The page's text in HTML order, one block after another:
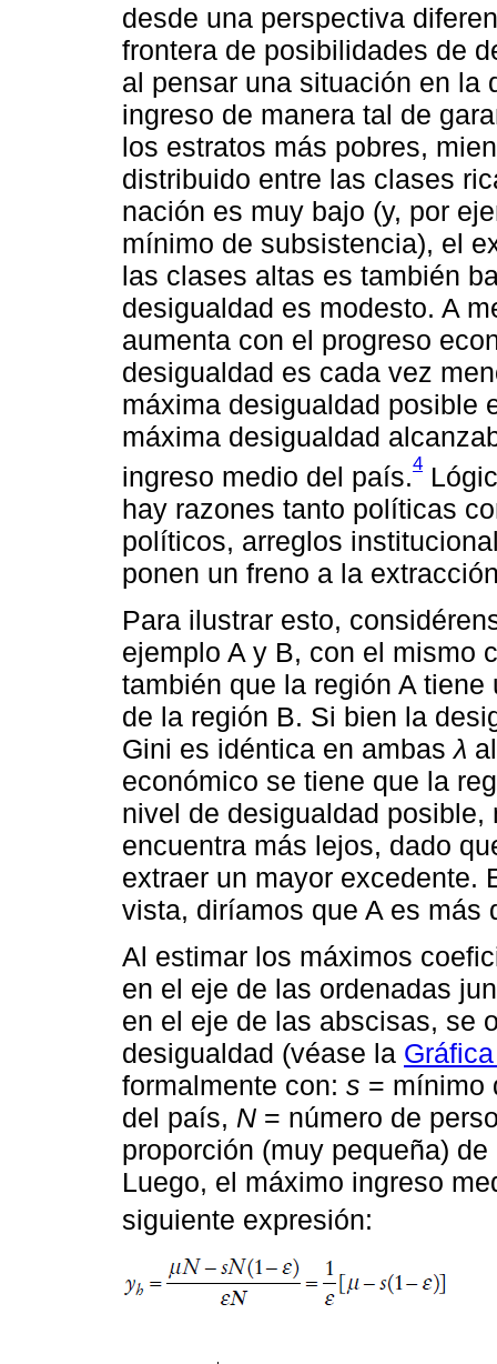
desde una perspectiva
frontera de posibilidades de
al pensar una situación en la
ingreso de manera tal de
los estratos más pobres,
distribuido entre las clases
nación es muy bajo (y, por
mínimo de subsistencia), el
las clases altas es también
desigualdad es modesto. A
aumenta con el progreso
desigualdad es cada vez
máxima desigualdad posible
máxima desigualdad
ingreso medio del país.4
hay razones tanto políticas
políticos, arreglos
ponen un freno a la
Para ilustrar esto,
ejemplo A y B, con el mismo
también que la región A
de la región B. Si bien la
Gini es idéntica en ambasλ
económico se tiene que la
nivel de desigualdad
encuentra más lejos, dado
extraer un mayor excedente.
vista, diríamos que A es más
Al estimar los máximos
en el eje de las ordenadas
en el eje de las abscisas, se
desigualdad (véase la
formalmente con: s = mínimo
del país, N = número de
proporción (muy pequeña)
Luego, el máximo ingreso
siguiente expresión: